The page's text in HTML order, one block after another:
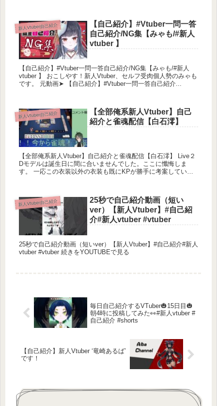
新人Vtuber自己紹介
【自己紹介】#Vtuber一問一答
自己紹介/NG集【みゃも/#新人
vtuber 】
【自己紹介】#Vtuber一問一答自己紹介/NG集【みゃも/#新人
vtuber 】 おこしやす！新人Vtuber、セルフ受肉個人勢のみゃも
です。 元動画➤ 【自己紹介】#Vtuber一問一答自己紹介...
新人Vtuber自己紹介
【全部俺系新人Vtuber】自己
紹介と雀魂配信【白石澪】
【全部俺系新人Vtuber】自己紹介と雀魂配信【白石澪】 Live２
Dモデルは誕生日に間に合いませんでした。ここに懺悔しま
す。 一応この衣装以外の衣装も既にKPが勝手に考案している
新人Vtuber自己紹介
25秒で自己紹介動画（短い
ver）【新人Vtuber】#自己紹
介#新人vtuber #vtuber
25秒で自己紹介動画（短いver）【新人Vtuber】#自己紹介#新人
vtuber #vtuber 続きをYOUTUBEで見る
毎日自己紹介するVTuber🎃15日目🎃
朝4時に投稿してみた👀#新人vtuber #
自己紹介 #shorts
【自己紹介】新人Vtuber ‘竜崎あるば’
です！